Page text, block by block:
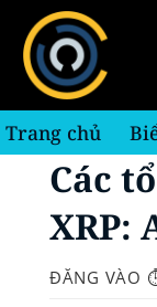
Trang chủ
Các
XRP:
ĐĂNG VÀO